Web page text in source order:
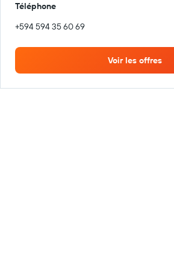
Téléphone
+594 594 35 60 69
Voir les offres